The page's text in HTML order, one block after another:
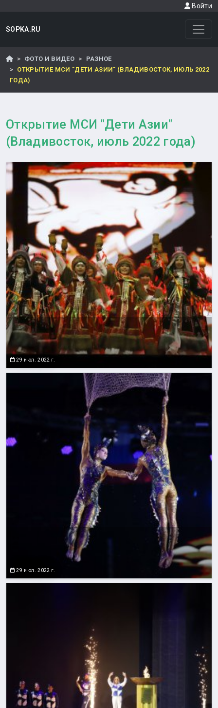
Войти
SOPKA.RU
ФОТО И ВИДЕО
РАЗНОЕ
ОТКРЫТИЕ МСИ "ДЕТИ АЗИИ" (ВЛАДИВОСТОК, ИЮЛЬ 2022
ГОДА)
Открытие МСИ "Дети Азии"
(Владивосток, июль 2022 года)
29 июл. 2022 г.
29 июл. 2022 г.